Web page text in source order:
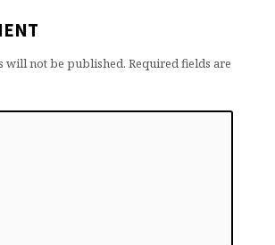
will not be published. Required fields are